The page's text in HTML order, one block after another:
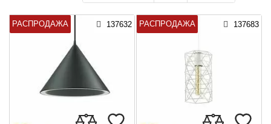
РАСПРОДАЖА 137632 РАСПРОДАЖА 137683